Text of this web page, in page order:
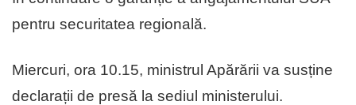
pentru securitatea regională.
Miercuri, ora 10.15, ministrul Apărării va susține
declarații de presă la sediul ministerului.